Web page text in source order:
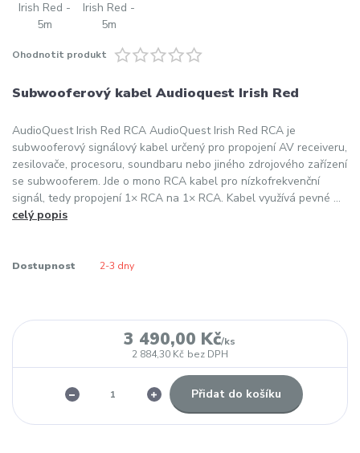
Ohodnotit produkt
Subwooferový kabel Audioquest Irish Red
AudioQuest Irish Red RCA AudioQuest Irish Red RCA je
subwooferový signálový kabel určený pro propojení AV receiveru,
zesilovače, procesoru, soundbaru nebo jiného zdrojového zařízení
se subwooferem. Jde o mono RCA kabel pro nízkofrekvenční
signál, tedy propojení 1× RCA na 1× RCA. Kabel využívá pevné ...
celý popis
Dostupnost 2-3 dny
3 490,00 Kč/ks
2 884,30 Kč bez DPH
Přidat do košíku